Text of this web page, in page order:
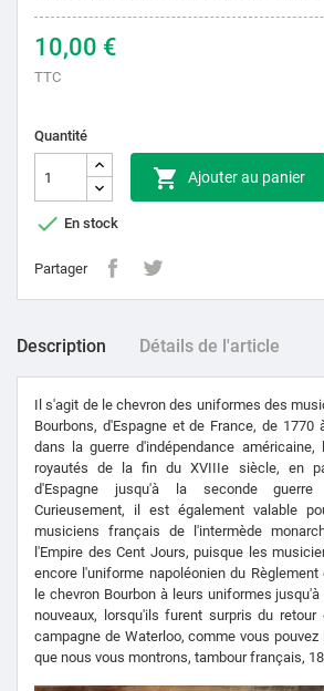
10,00 €
TTC
Quantité
 Ajouter au panier
 En stock
Partager
Description Détails de l'article
Il s'agit de le chevron des uniformes des
Bourbons, d'Espagne et de France, de 1770
dans la guerre d'indépendance
royautés de la fin du XVIIIe siècle, en
d'Espagne jusqu'à la seconde guerre
Curieusement, il est également valable
musiciens français de l'intermède
l'Empire des Cent Jours, puisque les
encore l'uniforme napoléonien du
le chevron Bourbon à leurs uniformes
nouveaux, lorsqu'ils furent surpris du
campagne de Waterloo, comme vous
que nous vous montrons, tambour français,